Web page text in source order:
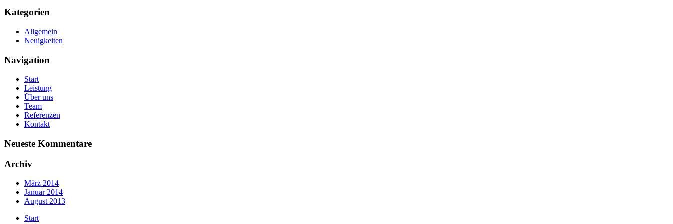
Kategorien
Allgemein
Neuigkeiten
Navigation
Start
Leistung
Über uns
Team
Referenzen
Kontakt
Neueste Kommentare
Archiv
März 2014
Januar 2014
August 2013
Start